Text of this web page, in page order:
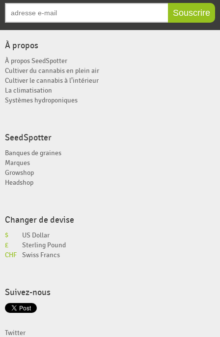
Souscrire
À propos
À propos SeedSpotter
Cultiver du cannabis en plein air
Cultiver le cannabis à l’intérieur
La climatisation
Systèmes hydroponiques
SeedSpotter
Banques de graines
Marques
Growshop
Headshop
Changer de devise
$
US Dollar
£
Sterling Pound
CHF
Swiss Francs
Suivez-nous
Twitter